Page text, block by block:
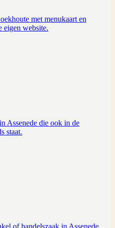
met menukaart en
eigen website.
Assenede die ook in de
staat.